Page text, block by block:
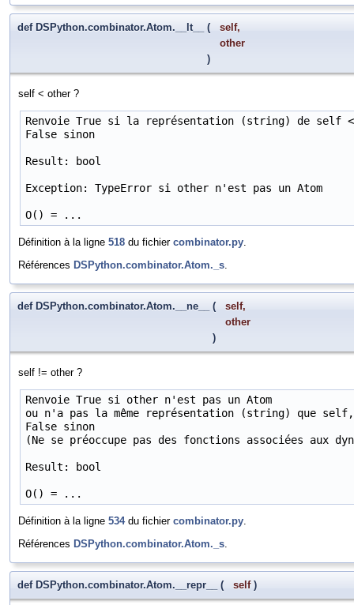
def DSPython.combinator.Atom.__lt__ ( self,
other
)
self < other ?
Renvoie True si la représentation (string) de self
False sinon
Result: bool
Exception: TypeError si other n'est pas un Atom
O() = ...
Définition à la ligne 518 du fichier combinator.py.
Références DSPython.combinator.Atom._s.
def DSPython.combinator.Atom.__ne__ ( self,
other
)
self != other ?
Renvoie True si other n'est pas un Atom
ou n'a pas la même représentation (string) que self,
False sinon
(Ne se préoccupe pas des fonctions associées aux
Result: bool
O() = ...
Définition à la ligne 534du fichier combinator.py.
Références DSPython.combinator.Atom._s.
def DSPython.combinator.Atom.__repr__ ( self )